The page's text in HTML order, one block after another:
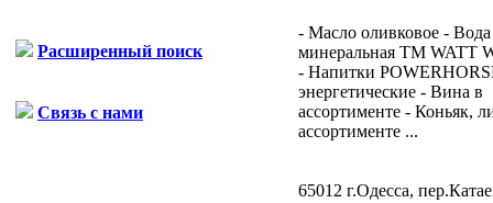
Расширенный поиск
Связь с нами
- Масло оливковое - Вода
минеральная TM WATT
- Напитки
энергетические - Вина в
ассортименте - Коньяк,
ассортименте ...
65012 г.Одесса,